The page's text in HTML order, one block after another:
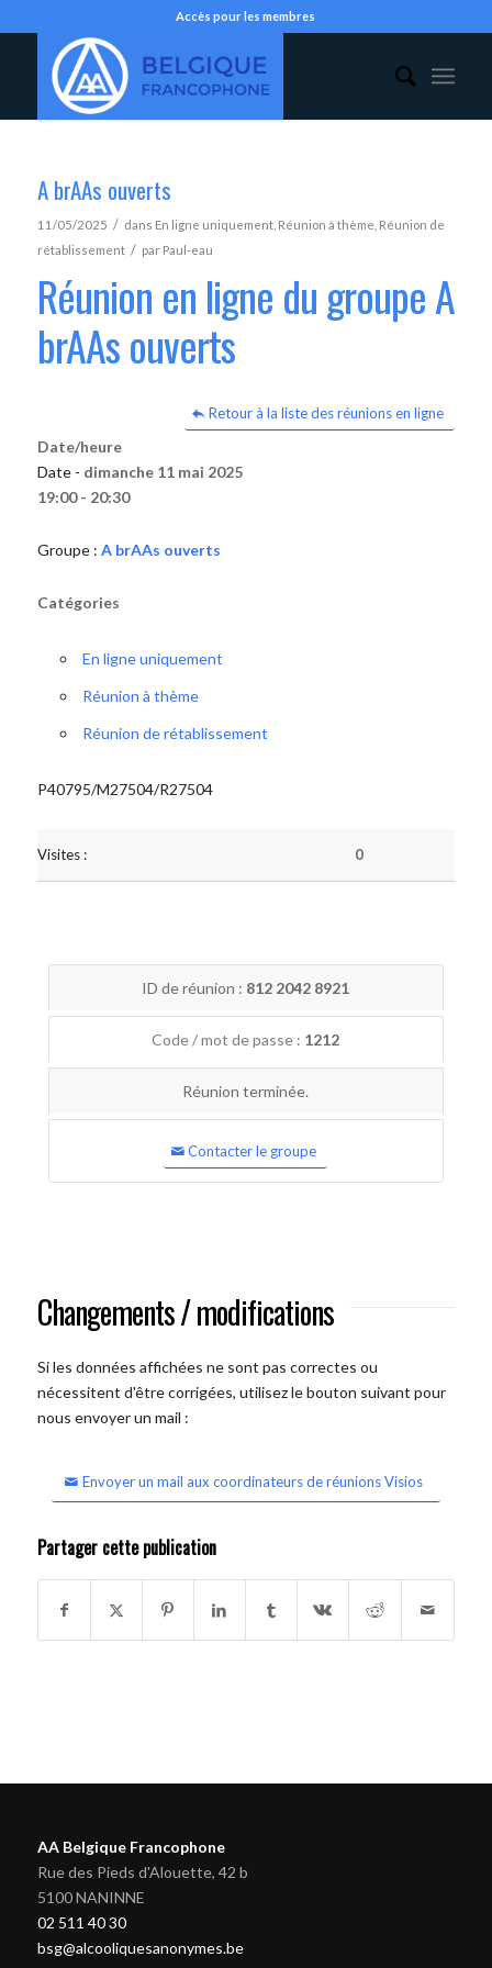
Accès pour les membres
A brAAs ouverts
11/05/2025 / dans En ligne uniquement, Réunion à thème Réunion de
rétablissement / par Paul-eau
Réunion en ligne du groupe A
brAAs ouverts
Retour à la liste des réunions en ligne
Date/heure
Date - dimanche 11 mai 2025
19:00 - 20:30
Groupe : A brAAs ouverts
Catégories
En ligne uniquement
Réunion à thème
Réunion de rétablissement
P40795/M27504/R27504
Visites : 0
ID de réunion : 812 2042 8921
Code / mot de passe : 1212
Réunion terminée.
Contacter le groupe
Changements / modifications
Si les données affichées ne sont pas correctes ou
nécessitent d'être corrigées, utilisez le bouton suivant pour
nous envoyer un mail :
Envoyer un mail aux coordinateurs de réunions Visios
Partager cette publication
AA Belgique Francophone
Rue des Pieds d'Alouette, 42 b
5100 NANINNE
02 511 40 30
bsg@alcooliquesanonymes.be